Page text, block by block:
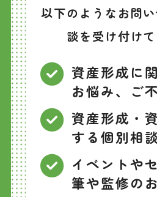
以下のようなお問
談を受け付けて
資産形成に
お悩み、ご
資産形成・
する個別相
イベントや
筆や監修の